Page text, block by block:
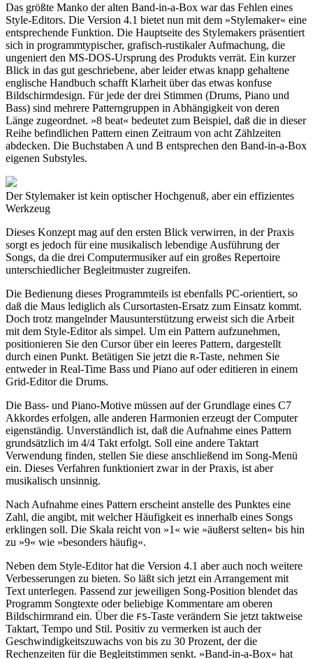
Das größte Manko der alten Band-in-a-Box war das Fehlen eines
Style-Editors. Die Version 4.1 bietet nun mit dem »Stylemaker« eine
entsprechende Funktion. Die Hauptseite des Stylemakers präsentiert
sich in programmtypischer, grafisch-rustikaler Aufmachung, die
ungeniert den MS-DOS-Ursprung des Produkts verrät. Ein kurzer
Blick in das gut geschriebene, aber leider etwas knapp gehaltene
englische Handbuch schafft Klarheit über das etwas konfuse
Bildschirmdesign. Für jede der drei Stimmen (Drums, Piano und
Bass) sind mehrere Patterngruppen in Abhängigkeit von deren
Länge zugeordnet. »8 beat« bedeutet zum Beispiel, daß die in dieser
Reihe befindlichen Pattern einen Zeitraum von acht Zählzeiten
abdecken. Die Buchstaben A und B entsprechen den Band-in-a-Box
eigenen Substyles.
Der Stylemaker ist kein optischer Hochgenuß, aber ein effizientes
Werkzeug
Dieses Konzept mag auf den ersten Blick verwirren, in der Praxis
sorgt es jedoch für eine musikalisch lebendige Ausführung der
Songs, da die drei Computermusiker auf ein großes Repertoire
unterschiedlicher Begleitmuster zugreifen.
Die Bedienung dieses Programmteils ist ebenfalls PC-orientiert, so
daß die Maus lediglich als Cursortasten-Ersatz zum Einsatz kommt.
Doch trotz mangelnder Mausunterstützung erweist sich die Arbeit
mit dem Style-Editor als simpel. Um ein Pattern aufzunehmen,
positionieren Sie den Cursor über ein leeres Pattern, dargestellt
durch einen Punkt. Betätigen Sie jetzt die R-Taste, nehmen Sie
entweder in Real-Time Bass und Piano auf oder editieren in einem
Grid-Editor die Drums.
Die Bass- und Piano-Motive müssen auf der Grundlage eines C7
Akkordes erfolgen, alle anderen Harmonien erzeugt der Computer
eigenständig. Unverständlich ist, daß die Aufnahme eines Pattern
grundsätzlich im 4/4 Takt erfolgt. Soll eine andere Taktart
Verwendung finden, stellen Sie diese anschließend im Song-Menü
ein. Dieses Verfahren funktioniert zwar in der Praxis, ist aber
musikalisch unsinnig.
Nach Aufnahme eines Pattern erscheint anstelle des Punktes eine
Zahl, die angibt, mit welcher Häufigkeit es innerhalb eines Songs
erklingen soll. Die Skala reicht von »1« wie »äußerst selten« bis hin
zu »9« wie »besonders häufig«.
Neben dem Style-Editor hat die Version 4.1 aber auch noch weitere
Verbesserungen zu bieten. So läßt sich jetzt ein Arrangement mit
Text unterlegen. Passend zur jeweiligen Song-Position blendet das
Programm Songtexte oder beliebige Kommentare am oberen
Bildschirmrand ein. Über die F5-Taste verändern Sie jetzt taktweise
Taktart, Tempo und Stil. Positiv zu vermerken ist auch der
Geschwindigkeitszuwachs von bis zu 30 Prozent, der die
Rechenzeiten für die Begleitstimmen senkt. »Band-in-a-Box« hat